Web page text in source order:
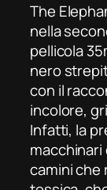
The
nella
pellicola
nero
con il
incolore,
Infatti, la
macchinari
camini che